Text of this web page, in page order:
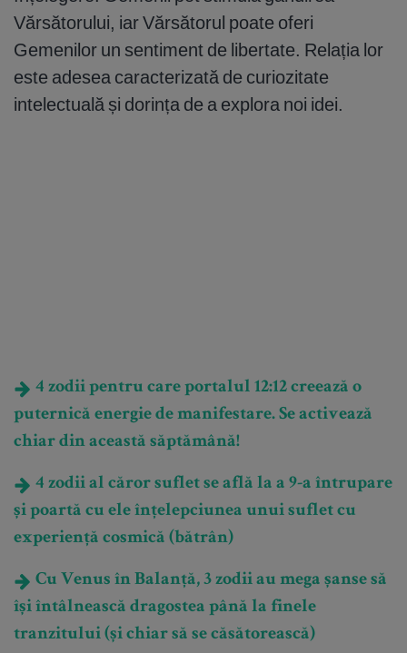
Vărsătorului, iar Vărsătorul poate oferi
Gemenilor un sentiment de libertate. Relația lor
este adesea caracterizată de curiozitate
intelectuală și dorința de a explora noi idei.
4 zodii pentru care portalul 12:12 creează o
puternică energie de manifestare. Se activează
chiar din această săptămână!
4 zodii al căror suflet se află la a 9-a întrupare
și poartă cu ele înțelepciunea unui suflet cu
experiență cosmică (bătrân)
Cu Venus în Balanță, 3 zodii au mega șanse să
își întâlnească dragostea până la finele
tranzitului (și chiar să se căsătorească)